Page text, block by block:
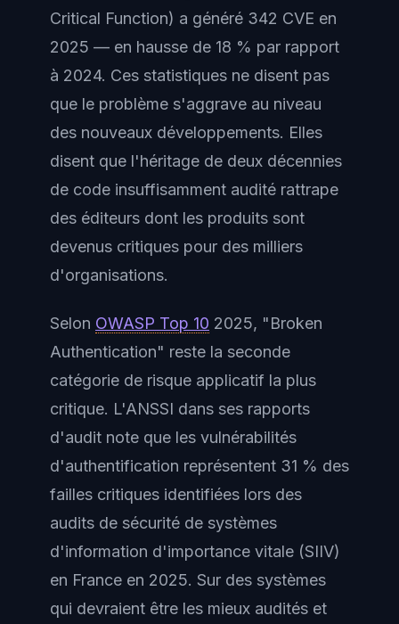
Critical Function) a généré 342 CVE en
2025 — en hausse de 18 % par rapport
à 2024. Ces statistiques ne disent pas
que le problème s'aggrave au niveau
des nouveaux développements. Elles
disent que l'héritage de deux décennies
de code insuffisamment audité rattrape
des éditeurs dont les produits sont
devenus critiques pour des milliers
d'organisations.
Selon OWASP Top 10 2025, "Broken
Authentication" reste la seconde
catégorie de risque applicatif la plus
critique. L'ANSSI dans ses rapports
d'audit note que les vulnérabilités
d'authentification représentent 31 % des
failles critiques identifiées lors des
audits de sécurité de systèmes
d'information d'importance vitale (SIIV)
en France en 2025. Sur des systèmes
qui devraient être les mieux audités et